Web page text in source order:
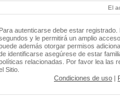
El
Para autenticarse debe estar
y le permitirá un amplio
además otorgar permisos
identificarse asegúrese de estar
relacionadas. Por favor lea las
Sitio.
Condiciones de uso |